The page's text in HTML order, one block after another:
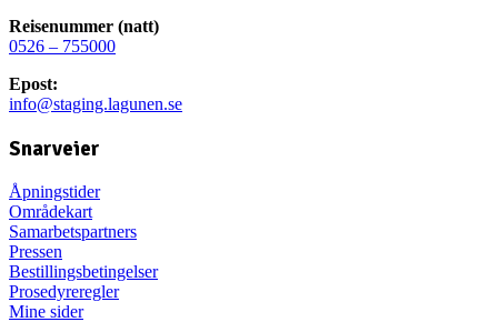
Reisenummer (natt)
0526 – 755000
Epost:
info@staging.lagunen.se
Snarveier
Åpningstider
Områdekart
Samarbetspartners
Pressen
Bestillingsbetingelser
Prosedyreregler
Mine sider